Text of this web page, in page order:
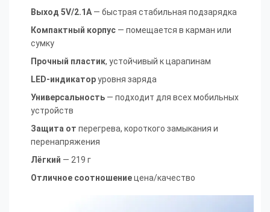
Выход 5V/2.1A— быстрая стабильная подзарядка
Компактный корпус — помещается в карман или
сумку
Прочный пластик, устойчивый к царапинам
LED-индикаторуровня заряда
Универсальность — подходит для всех мобильных
устройств
Защита от перегрева, короткого замыкания и
перенапряжения
Лёгкий — 219 г
Отличное соотношениецена/качество